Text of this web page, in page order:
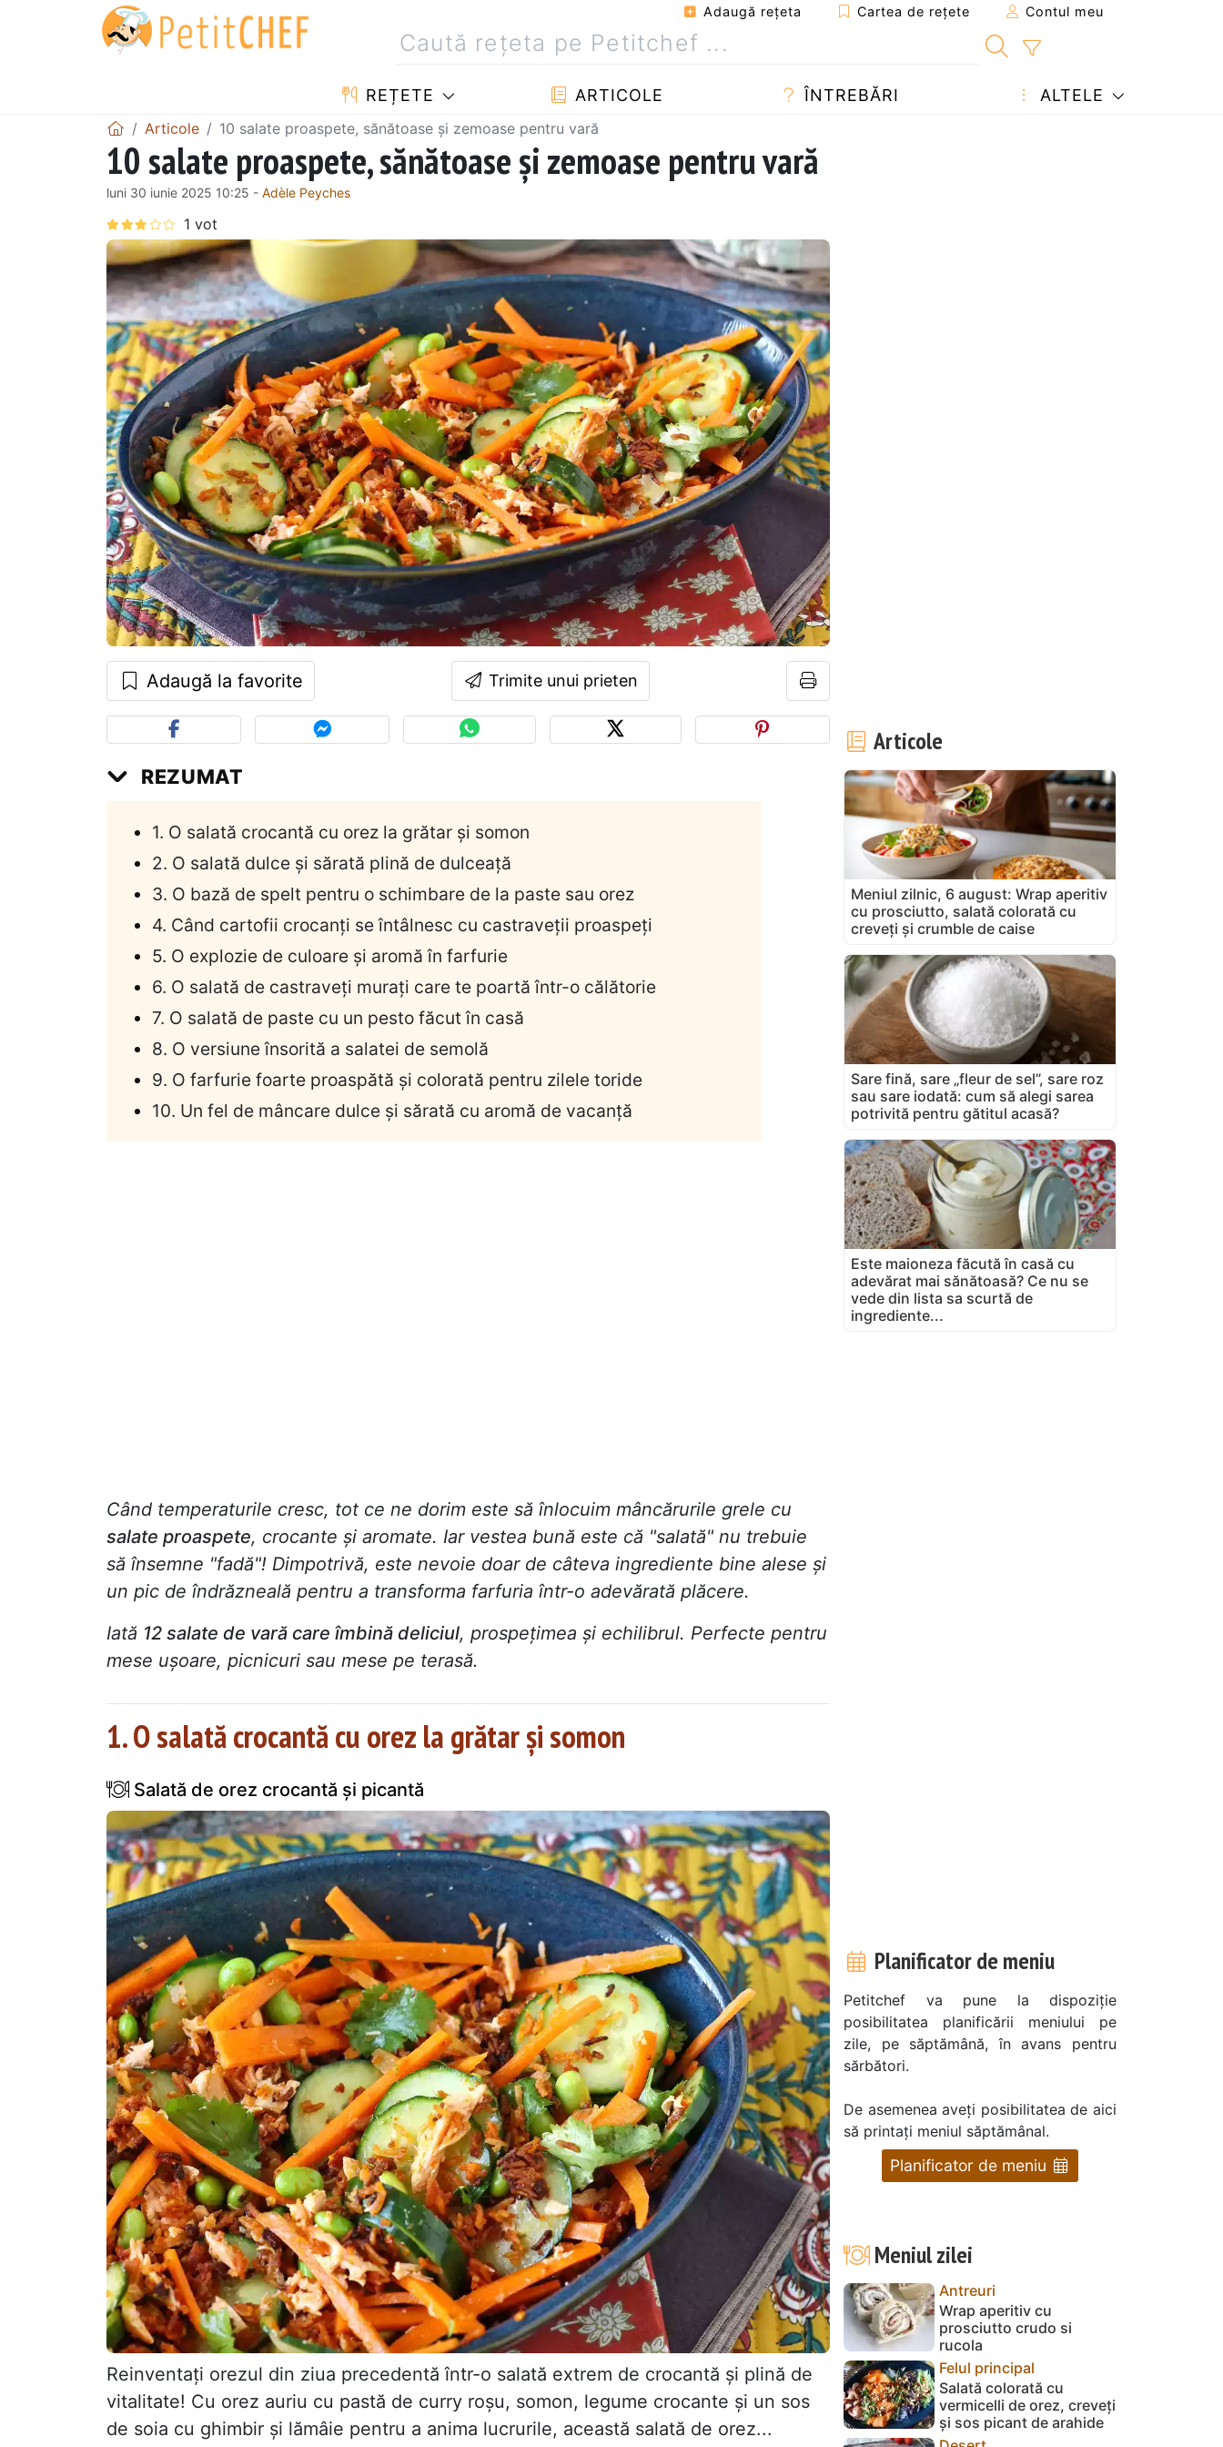
Adaugă reţeta Cartea de rețete Contul meu
REȚETE ARTICOLE ÎNTREBĂRI ALTELE
Articole 10 salate proaspete, sănătoase și zemoase pentru vară
10 salate proaspete, sănătoase și zemoase pentru vară
luni 30 iunie 2025 10:25 - Adèle Peyches
Adaugă la favorite Trimite unui prieten
REZUMAT
1. O salată crocantă cu orez la grătar și somon
2. O salată dulce și sărată plină de dulceață
3. O bază de spelt pentru o schimbare de la paste sau orez
4. Când cartofii crocanți se întâlnesc cu castraveții proaspeți
5. O explozie de culoare și aromă în farfurie
6. O salată de castraveți murați care te poartă într-o călătorie
7. O salată de paste cu un pesto făcut în casă
8. O versiune însorită a salatei de semolă
9. O farfurie foarte proaspătă și colorată pentru zilele toride
10. Un fel de mâncare dulce și sărată cu aromă de vacanță
Când temperaturile cresc, tot ce ne dorim este să înlocuim mâncărurile grele cu
salate proaspete, crocante și aromate. Iar vestea bună este că "salată" nu trebuie
să însemne "fadă"! Dimpotrivă, este nevoie doar de câteva ingrediente bine alese și
un pic de îndrăzneală pentru a transforma farfuria într-o adevărată plăcere.
Iată 12 salate de vară care îmbină deliciul, prospețimea și echilibrul. Perfecte pentru
mese ușoare, picnicuri sau mese pe terasă.
1. O salată crocantă cu orez la grătar și somon
Salată de orez crocantă și picantă
Reinventați orezul din ziua precedentă într-o salată extrem de crocantă și plină de
vitalitate! Cu orez auriu cu pastă de curry roșu, somon, legume crocante și un sos
de soia cu ghimbir și lămâie pentru a anima lucrurile, această salată de orez...
Articole
Meniul zilnic, 6 august: Wrap aperitiv
cu prosciutto, salată colorată cu
creveți și crumble de caise
Sare fină, sare „fleur de sel”, sare roz
sau sare iodată: cum să alegi sarea
potrivită pentru gătitul acasă?
Este maioneza făcută în casă cu
adevărat mai sănătoasă? Ce nu se
vede din lista sa scurtă de
ingrediente...
Planificator de meniu
Petitchef va pune la dispoziție
posibilitatea planificării meniului pe
zile, pe săptămână, în avans pentru
sărbători.
De asemenea aveți posibilitatea de aici
să printați meniul săptămânal.
Planificator de meniu
Meniul zilei
Antreuri
Wrap aperitiv cu
prosciutto crudo si
rucola
Felul principal
Salată colorată cu
vermicelli de orez, creveți
și sos picant de arahide